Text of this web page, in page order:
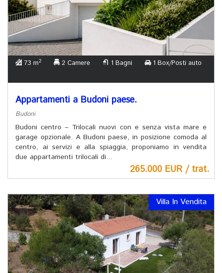
73 m2 2 Camere 1 Bagni 1 Box/Posti auto
Appartamenti a Budoni paese.
Budoni
Budoni centro – Trilocali nuovi con e senza vista mare e
garage opzionale. A Budoni paese, in posizione comoda al
centro, ai servizi e alla spiaggia, proponiamo in vendita
due appartamenti trilocali di...
265.000 EUR / trat.
Villa In Vendita